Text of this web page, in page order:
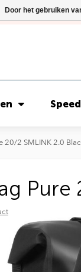
20/2 SMLINK 2.0
Pure
Door het gebruiken